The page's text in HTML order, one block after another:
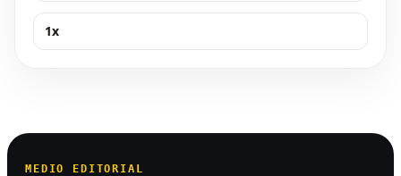
1x
MEDIO EDITORIAL